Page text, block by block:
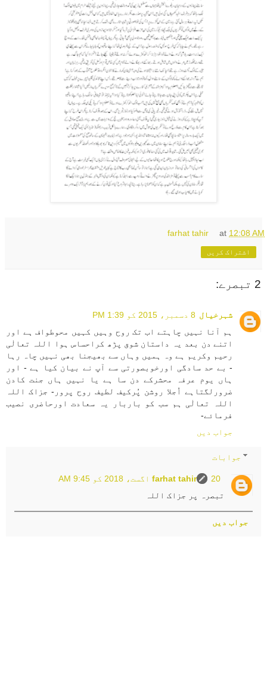
farhat tahir at 12:08 AM
اشتراک کریں
2 تبصرے:
شہرخیال 8 دسمبر، 2015 کو 1:39 PM
ہم آنا نہیں چاہتے اب تک روح وہیں کہیں محوطواف ہے اور
اتنے دن بعد یہ داستان شوق پڑھ کراحساس ہوا اللہ تعالٰی
رحیم وکریم ہے وہ ہمیں وہاں سے بھیجنا بھی نہیں چاہ رہا
- بے حد سادگی اورخوبصورتی سے آپ نے بیان کیا ہے - اور
ہاں یوم عرفہ محشرکے دن سا ہے یا نہیں ہاں جنت کادن
ضرورلگتاہے اُجلا روشن پُرکیف لطیف روح پرور- جزاک اللہ
اللہ تعالٰی ہم سب کو باربار یہ سعادت اورحاضری نصیب
فرمائے-
جواب دیں
جوابات
farhat tahir
20 اگست، 2018 کو 9:45 AM
تبصرہ پر جزاک اللہ
جواب دیں